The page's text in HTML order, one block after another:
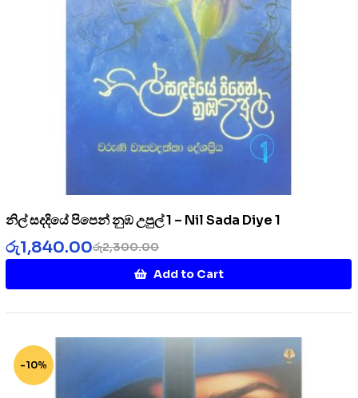
නිල් සදදියේ පිපෙන් නුඹ උපුල් 1 – Nil Sada Diye 1
රු2,300.00
රු1,840.00
Add to Cart
-10%